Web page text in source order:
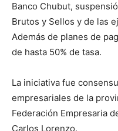
Banco Chubut,
Brutos y Sellos y de las
Además de planes de
de hasta 50% de tasa.
La iniciativa fue
empresariales de la
Federación Empresaria
Carlos Lorenzo.